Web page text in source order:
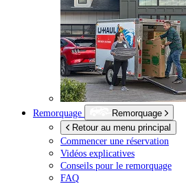
Remorquage
Remorquage
Retour au menu principal
Commencer une réservation
Vidéos explicatives
Conseils pour le remorquage
FAQ